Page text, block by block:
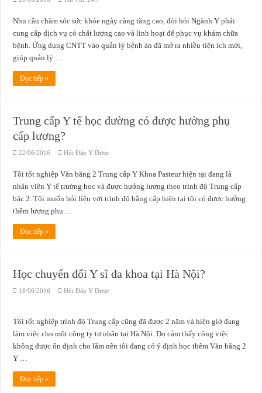
Nhu cầu chăm sóc sức khỏe ngày càng tăng cao, đòi hỏi Ngành Y phải
cung cấp dịch vụ có chất lượng cao và linh hoạt để phục vụ khám chữa
bệnh. Ứng dụng CNTT vào quản lý bệnh án đã mở ra nhiều tiện ích mới,
giúp quản lý …
Đọc tiếp »
Trung cấp Y tế học đường có được hưởng phụ
cấp lương?
22/06/2016 Hỏi Đáp Y Dược
Tôi tốt nghiệp Văn băng 2 Trung cấp Y Khoa Pasteur hiện tại đang là
nhân viên Y tế trường học và được hưởng lương theo trình độ Trung cấp
bậc 2. Tôi muốn hỏi liệu với trình độ bằng cấp hiện tại tôi có được hưởng
thêm lương phụ …
Đọc tiếp »
Học chuyển đổi Y sĩ đa khoa tại Hà Nội?
18/06/2016 Hỏi Đáp Y Dược
Tôi tốt nghiệp trình độ Trung cấp cũng đã được 2 năm và hiện giờ đang
làm việc cho một công ty tư nhân tại Hà Nội. Do cảm thấy công việc
không được ổn định cho lắm nên tôi đang có ý định học thêm Văn bằng 2
Y …
Đọc tiếp »